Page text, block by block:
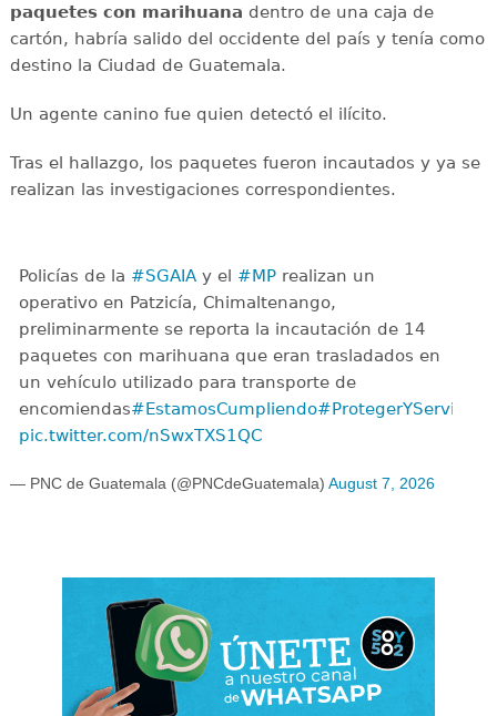
paquetes con marihuana dentro de una caja de
cartón, habría salido del occidente del país y tenía como
destino la Ciudad de Guatemala.
Un agente canino fue quien detectó el ilícito.
Tras el hallazgo, los paquetes fueron incautados y ya se
realizan las investigaciones correspondientes.
Policías de la #SGAIAy el #MPrealizan un
operativo en Patzicía, Chimaltenango,
preliminarmente se reporta la incautación de 14
paquetes con marihuana que eran trasladados en
un vehículo utilizado para transporte de
encomiendas#EstamosCumpliendo#ProtegerYServir
pic.twitter.com/nSwxTXS1QC
— PNC de Guatemala (@PNCdeGuatemala) August 7, 2026